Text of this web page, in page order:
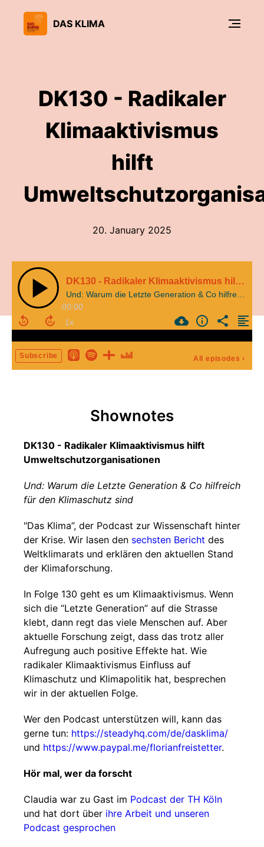
DAS KLIMA
DK130 - Radikaler
Klimaaktivismus
hilft
20. January 2025
DK130 - Radikaler Klimaaktivismus hilft Umweltschutzorganisationen
00:00
Subscribe All episodes ›
Shownotes
DK130 - Radikaler Klimaaktivismus hilft
Umweltschutzorganisationen
Und: Warum die Letzte Generation & Co hilfreich
für den Klimaschutz sind
"Das Klima”, der Podcast zur Wissenschaft hinter
der Krise. Wir lasen den sechsten Bericht des
Weltklimarats und erklären den aktuellen Stand
der Klimaforschung.
In Folge 130 geht es um Klimaaktivismus. Wenn
sich die “Letzte Generation” auf die Strasse
klebt, dann regt das viele Menschen auf. Aber
aktuelle Forschung zeigt, dass das trotz aller
Aufregung auch positive Effekte hat. Wie
radikaler Klimaaktivismus Einfluss auf
Klimaschutz und Klimapolitik hat, besprechen
wir in der aktuellen Folge.
Wer den Podcast unterstützen will, kann das
gerne tun: https://steadyhq.com/de/dasklima/
und https://www.paypal.me/florianfreistetter.
Hör mal, wer da forscht
Claudia war zu Gast im Podcast der TH Köln
und hat dort über ihre Arbeit und unseren
Podcast gesprochen